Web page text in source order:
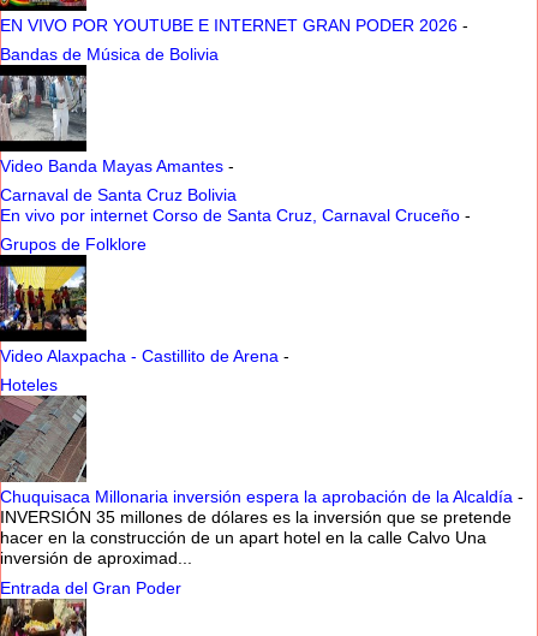
EN VIVO POR YOUTUBE E INTERNET GRAN PODER 2026 -
Bandas de Música de Bolivia
Video Banda Mayas Amantes -
Carnaval de Santa Cruz Bolivia
En vivo por internet Corso de Santa Cruz, Carnaval Cruceño -
Grupos de Folklore
Video Alaxpacha - Castillito de Arena -
Hoteles
Chuquisaca Millonaria inversión espera la aprobación de la Alcaldía -
INVERSIÓN 35 millones de dólares es la inversión que se pretende
hacer en la construcción de un apart hotel en la calle Calvo Una
inversión de aproximad...
Entrada del Gran Poder